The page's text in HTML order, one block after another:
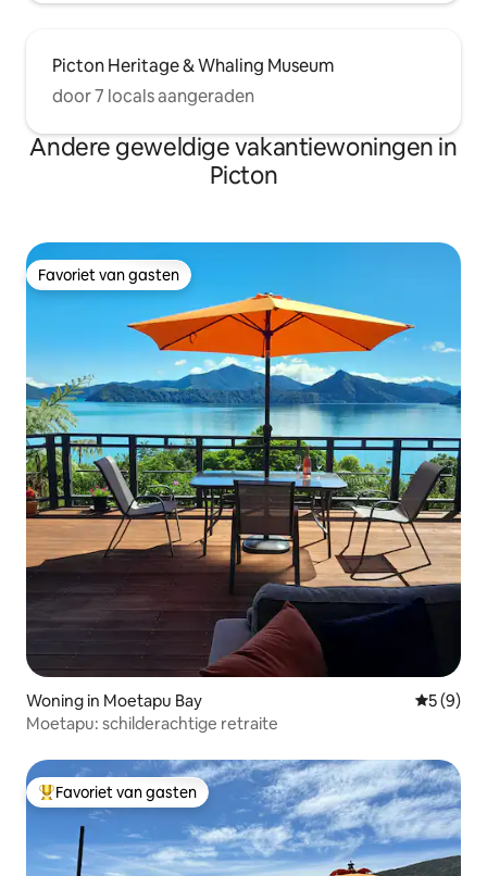
Picton Heritage & Whaling Museum
door 7 locals aangeraden
Andere geweldige vakantiewoningen in
Picton
Favoriet van gasten
Favoriet van gasten
Woning in Moetapu Bay
5 (9)
Moetapu: schilderachtige retraite
Topfavoriet van gasten
Favoriet van gasten